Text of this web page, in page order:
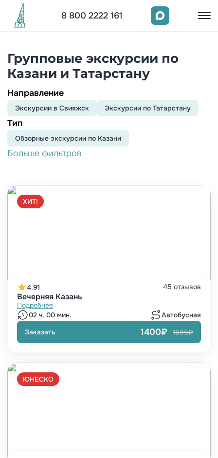
8 800 2222 161
Групповые экскурсии по
Казани и Татарстану
Направление
Экскурсии в Свияжск Экскурсии по Татарстану
Тип
Обзорныe экскурсии по Казани
Больше фильтров
ХИТ!
4.91 45 отзывов
Вечерняя Казань
Подробнее
02 ч. 00 мин.
Автобусная
Заказать
1400₽ 1699₽
ЮНЕСКО